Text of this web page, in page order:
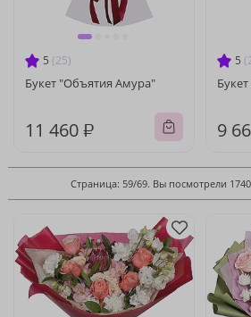
5 (25)
Букет "Объятия Амура"
11 460 ₽
5
9
Страница: 59/69. Вы посмотрели